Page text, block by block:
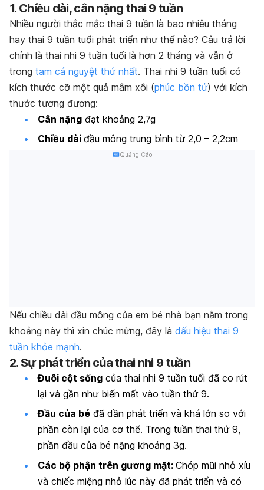
1. Chiều dài, cân nặng thai 9 tuần
Nhiều người thắc mắc thai 9 tuần là bao nhiêu tháng
hay thai 9 tuần tuổi phát triển như thế nào? Câu trả lời
chính là thai nhi 9 tuần tuổi là hơn 2 tháng và vẫn ở
trong tam cá nguyệt thứ nhất. Thai nhi 9 tuần tuổi có
kích thước cỡ một quả mâm xôi (phúc bồn tử) với kích
thước tương đương:
Cân nặng đạt khoảng 2,7g
Chiều dài đầu mông trung bình từ 2,0 – 2,2cm
Quảng Cáo
Nếu chiều dài đầu mông của em bé nhà bạn nằm trong
khoảng này thì xin chúc mừng, đây là dấu hiệu thai 9
tuần khỏe mạnh.
2. Sự phát triển của thai nhi 9 tuần
Đuôi cột sống của thai nhi 9 tuần tuổi đã co rút
lại và gần như biến mất vào tuần thứ 9.
Đầu của bé đã dần phát triển và khá lớn so với
phần còn lại của cơ thể. Trong tuần thai thứ 9,
phần đầu của bé nặng khoảng 3g.
Các bộ phận trên gương mặt: Chóp mũi nhỏ xíu
và chiếc miệng nhỏ lúc này đã phát triển và có